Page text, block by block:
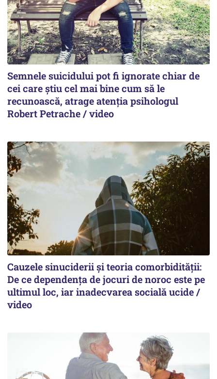
Semnele suicidului pot fi ignorate chiar de
cei care știu cel mai bine cum să le
recunoască, atrage atenția psihologul
Robert Petrache / video
Cauzele sinuciderii și teoria comorbidității:
De ce dependența de jocuri de noroc este pe
ultimul loc, iar inadecvarea socială ucide /
video